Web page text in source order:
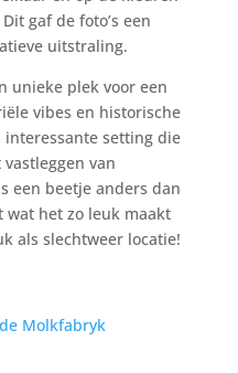
gaf de foto’s een
uitstraling.
unieke plek voor een
vibes en historische
setting die
van
een beetje anders dan
het zo leuk maakt
als slechtweer locatie!
de Molkfabryk